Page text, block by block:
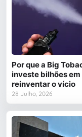
Por que a Big
investe bilhões em
reinventar o vício
28 Julho, 2026